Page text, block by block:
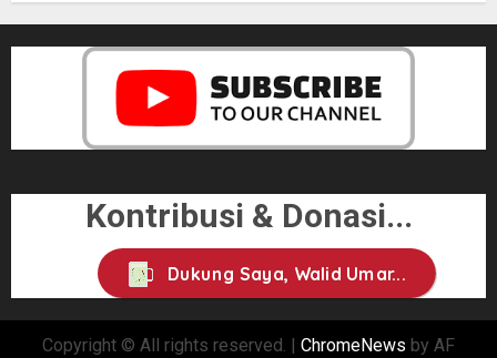
Kontribusi & Donasi...
Dukung Saya, Walid Umar...
Copyright © All rights reserved. | ChromeNews by AF